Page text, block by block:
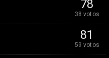
78
38 votos
81
59 votos